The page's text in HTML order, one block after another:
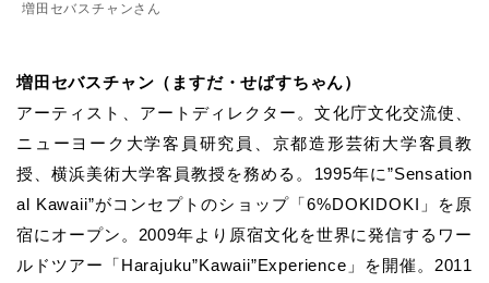
増田セバスチャンさん
増田セバスチャン（ますだ・せばすちゃん）
アーティスト、アートディレクター。文化庁文化交流使、
ニューヨーク大学客員研究員、京都造形芸術大学客員教
授、横浜美術大学客員教授を務める。1995年に”Sensation
al Kawaii”がコンセプトのショップ「6%DOKIDOKI」を原
宿にオープン。2009年より原宿文化を世界に発信するワー
ルドツアー「Harajuku”Kawaii”Experience」を開催。2011